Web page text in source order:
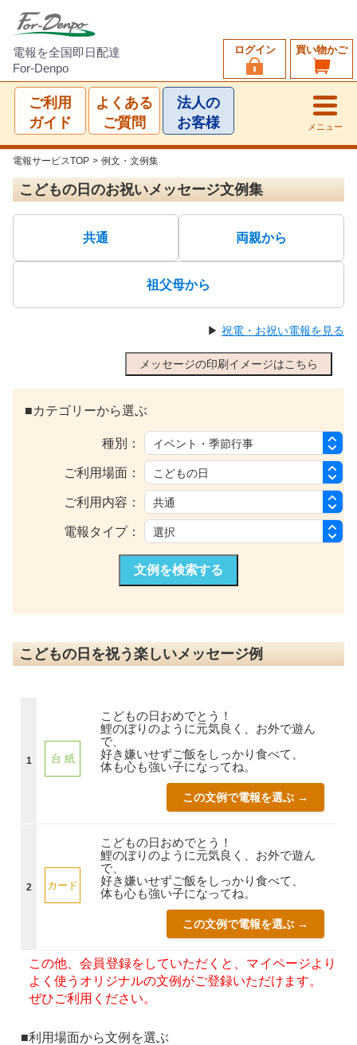
電報を全国即日配達
For-Denpo
買い物かご
ログイン
ご利用
ガイド
よくある
ご質問
法人の
お客様
メニュー
電報サービスTOP > 例文・文例集
こどもの日のお祝いメッセージ文例集
共通 両親から
祖父母から
▶ 祝電・お祝い電報を見る
メッセージの印刷イメージはこちら
■カテゴリーから選ぶ
種別：
ご利用場面：
ご利用内容：
電報タイプ：
文例を検索する
こどもの日を祝う楽しいメッセージ例
1 台 紙
こどもの日おめでとう！
鯉のぼりのように元気良く、お外で遊ん
で、
好き嫌いせずご飯をしっかり食べて、
体も心も強い子になってね。
この文例で電報を選ぶ →
2 カード
こどもの日おめでとう！
鯉のぼりのように元気良く、お外で遊ん
で、
好き嫌いせずご飯をしっかり食べて、
体も心も強い子になってね。
この文例で電報を選ぶ →
この他、会員登録をしていただくと、マイページより
よく使うオリジナルの文例がご登録いただけます。
ぜひご利用ください。
■利用場面から文例を選ぶ